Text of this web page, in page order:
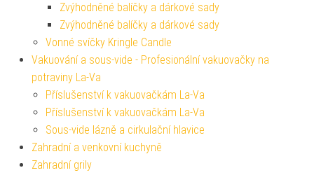
Zvýhodněné balíčky a dárkové sady
Zvýhodněné balíčky a dárkové sady
Vonné svíčky Kringle Candle
Vakuování a sous-vide - Profesionální vakuovačky na
potraviny La-Va
Příslušenství k vakuovačkám La-Va
Příslušenství k vakuovačkám La-Va
Sous-vide lázně a cirkulační hlavice
Zahradní a venkovní kuchyně
Zahradní grily